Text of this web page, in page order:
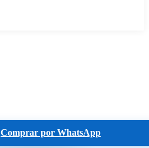
Comprar por WhatsApp